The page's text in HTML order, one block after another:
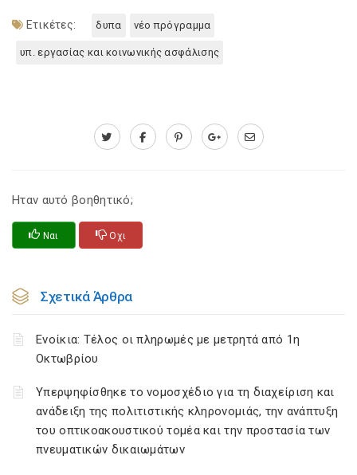
Ετικέτες: δυπα νέο πρόγραμμα
υπ. εργασίας και κοινωνικής ασφάλισης
Ηταν αυτό βοηθητικό;
Ναι Οχι
Σχετικά Άρθρα
Ενοίκια: Τέλος οι πληρωμές με μετρητά από 1η
Οκτωβρίου
Υπερψηφίσθηκε το νομοσχέδιο για τη διαχείριση και
ανάδειξη της πολιτιστικής κληρονομιάς, την ανάπτυξη
του οπτικοακουστικού τομέα και την προστασία των
πνευματικών δικαιωμάτων